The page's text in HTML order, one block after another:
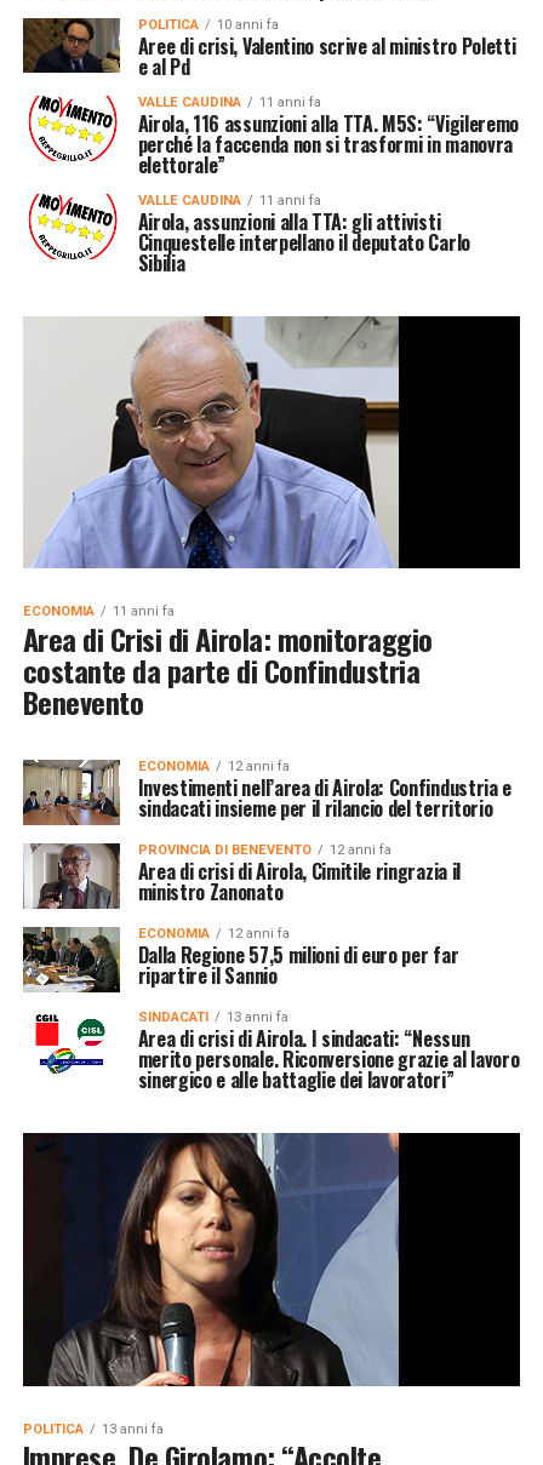
POLITICA 10 anni fa
Aree di crisi, Valentino scrive al ministro Poletti
e al Pd
VALLE CAUDINA 11 anni fa
Airola, 116 assunzioni alla TTA. M5S: “Vigileremo
perché la faccenda non si trasformi in manovra
elettorale”
VALLE CAUDINA 11 anni fa
Airola, assunzioni alla TTA: gli attivisti
Cinquestelle interpellano il deputato Carlo
Sibilia
ECONOMIA 11 anni fa
Area di Crisi di Airola: monitoraggio
costante da parte di Confindustria
Benevento
ECONOMIA 12 anni fa
Investimenti nell’area di Airola: Confindustria e
sindacati insieme per il rilancio del territorio
PROVINCIA DI BENEVENTO 12 anni fa
Area di crisi di Airola, Cimitile ringrazia il
ministro Zanonato
ECONOMIA 12 anni fa
Dalla Regione 57,5 milioni di euro per far
ripartire il Sannio
SINDACATI 13 anni fa
Area di crisi di Airola. I sindacati: “Nessun
merito personale. Riconversione grazie al lavoro
sinergico e alle battaglie dei lavoratori”
POLITICA 13 anni fa
Imprese, De Girolamo: “Accolte